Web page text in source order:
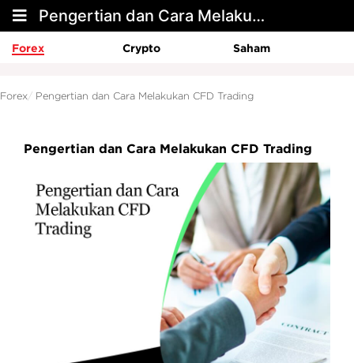
Pengertian dan Cara Melakukan CFD Trading
Forex Crypto Saham
Forex Pengertian dan Cara Melakukan CFD Trading
Pengertian dan Cara Melakukan CFD Trading